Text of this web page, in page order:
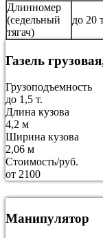
Длинномер
(седельный
тягач)
до 20
Газель
Грузоподъемность
до 1,5 т.
Длина кузова
4,2 м
Ширина кузова
2,06 м
Стоимость/руб.
от 2100
Манипулятор